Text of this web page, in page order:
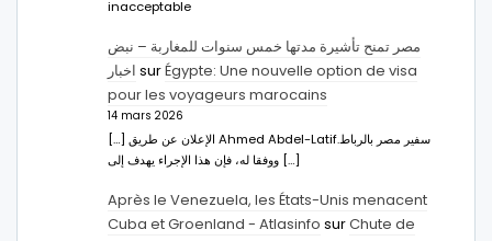
inacceptable
مصر تمنح تأشيرة مدتها خمس سنوات للمغاربة – نبض
اخبار surÉgypte: Une nouvelle option de visa
pour les voyageurs marocains
14 mars 2026
[…] الإعلان عن طريق Ahmed Abdel-Latifسفير مصر بالرباط.
ووفقا له، فإن هذا الإجراء يهدف إلى […]
Après le Venezuela, les États-Unis menacent
Cuba et Groenland - Atlasinfo surChute de